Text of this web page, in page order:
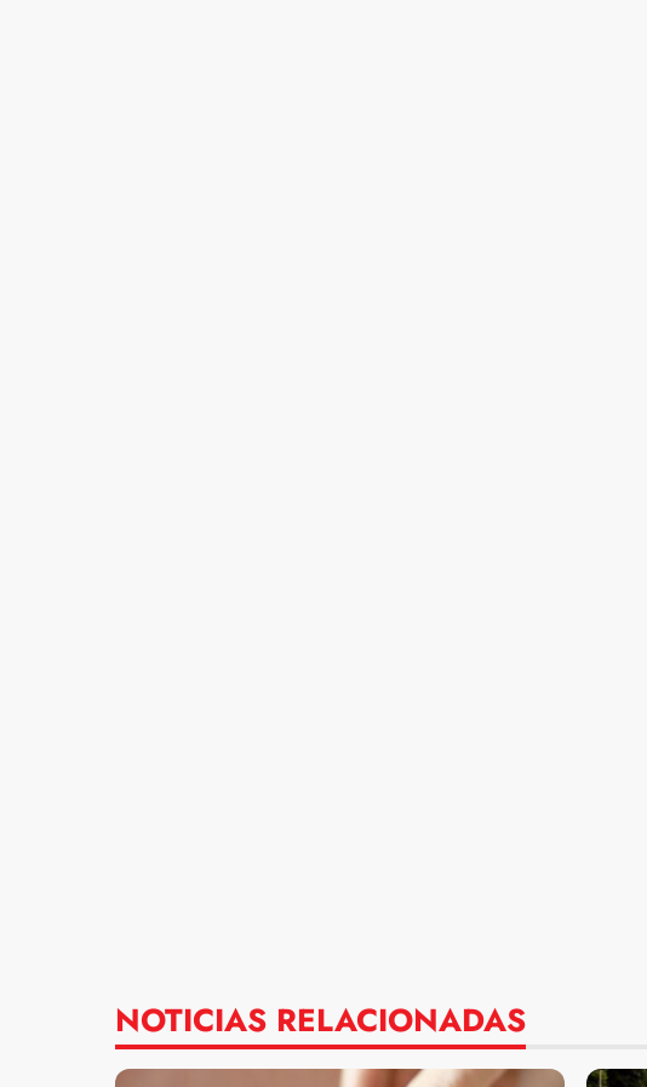
NOTICIAS RELACIONADAS